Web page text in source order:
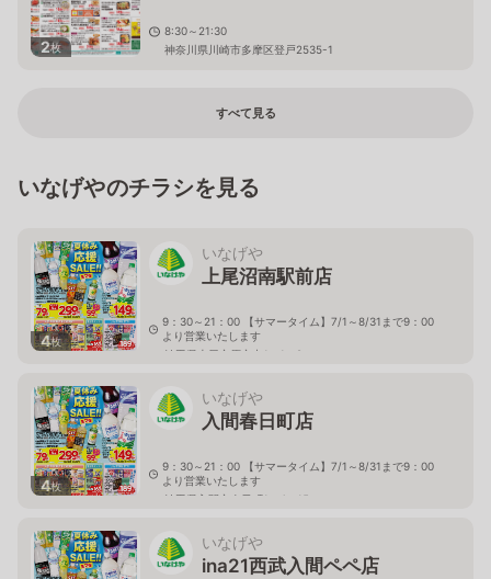
2枚
8:30～21:30
神奈川県川崎市多摩区登戸2535-1
すべて見る
いなげやのチラシを見る
4枚
いなげや
上尾沼南駅前店
9：30～21：00 【サマータイム】7/1～8/31まで9：00
より営業いたします
埼玉県上尾市原市中1－1－8
4枚
いなげや
入間春日町店
9：30～21：00 【サマータイム】7/1～8/31まで9：00
より営業いたします
埼玉県入間市春日町1－4－15
いなげや
ina21西武入間ペペ店